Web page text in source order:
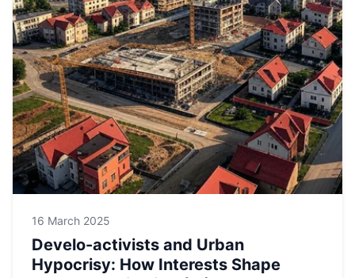
16 March 2025
Develo-activists and Urban
Hypocrisy: How Interests Shape